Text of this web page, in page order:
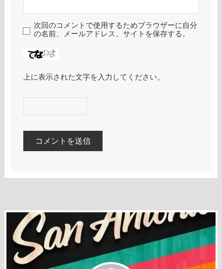
次回のコメントで使用するためブラウザーに自分
の名前、メールアドレス、サイトを保存する。
上に表示された文字を入力してください。